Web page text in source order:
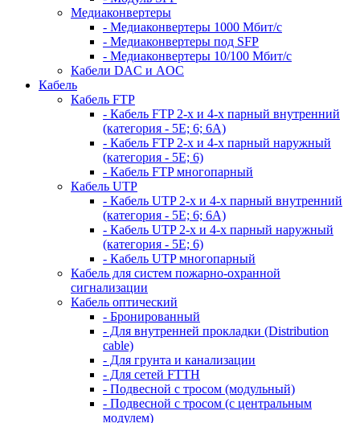
Медиаконвертеры
- Медиаконвертеры 1000 Мбит/с
- Медиаконвертеры под SFP
- Медиаконвертеры 10/100 Мбит/с
Кабели DAC и AOC
Кабель
Кабель FTP
- Кабель FTP 2-х и 4-х парный внутренний
(категория - 5Е; 6; 6А)
- Кабель FTP 2-х и 4-х парный наружный
(категория - 5Е; 6)
- Кабель FTP многопарный
Кабель UTP
- Кабель UTP 2-х и 4-х парный внутренний
(категория - 5Е; 6; 6А)
- Кабель UTP 2-х и 4-х парный наружный
(категория - 5Е; 6)
- Кабель UTP многопарный
Кабель для систем пожарно-охранной
сигнализации
Кабель оптический
- Бронированный
- Для внутренней прокладки (Distribution
cable)
- Для грунта и канализации
- Для сетей FTTH
- Подвесной с тросом (модульный)
- Подвесной с тросом (с центральным
модулем)